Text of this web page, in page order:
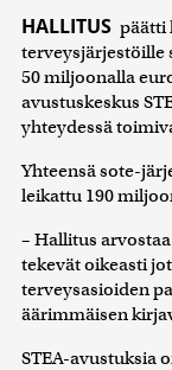
HALLITUS päätti
terveysjärjestöille
50 miljoonalla
avustuskeskus
yhteydessä
Yhteensä sote-
leikattu 190
– Hallitus
tekevät oikeasti
terveysasioiden
äärimmäisen
STEA-avustuksia